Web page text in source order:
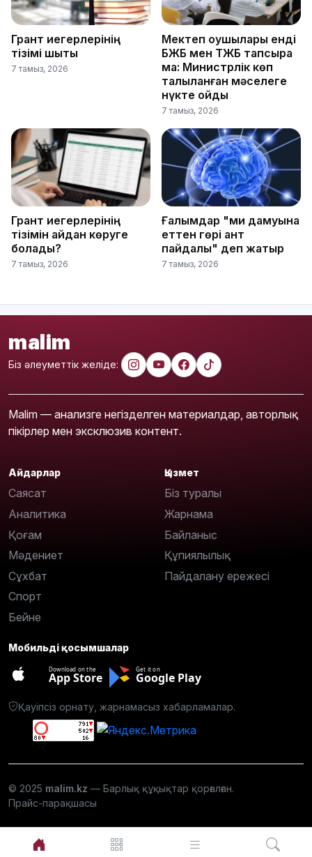
Грант иегерлерінің
тізімі шықты
7 тамыз, 2026
Мектеп оқушылары енді
БЖБ мен ТЖБ тапсыра
ма: Министрлік көп
талқыланған мәселеге
нүкте қойды
7 тамыз, 2026
Грант иегерлерінің
тізімін қайдан көруге
болады?
7 тамыз, 2026
Ғалымдар "ми дамуына
еттен гөрі қант
пайдалы" деп жатыр
7 тамыз, 2026
malim
Біз әлеуметтік желіде:
Malim — анализге негізделген материалдар, авторлық
пікірлер мен эксклюзив контент.
Айдарлар
Саясат
Аналитика
Қоғам
Мәдениет
Сұхбат
Спорт
Бейне
Қызмет
Біз туралы
Жарнама
Байланыс
Құпиялылық
Пайдалану ережесі
Мобильді қосымшалар
Download on the
App Store
Get it on
Google Play
Қауіпсіз орнату, жарнамасыз хабарламалар.
© 2025 malim.kz — Барлық құқықтар қорғалған.
Прайс-парақшасы